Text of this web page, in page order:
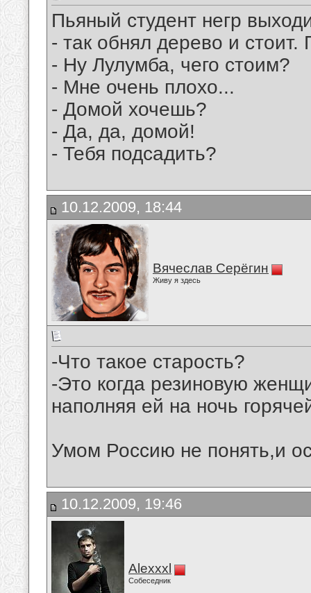
Пьяный студент негр
- так обнял дерево и стоит.
- Ну Лулумба, чего стоим?
- Мне очень плохо...
- Домой хочешь?
- Да, да, домой!
- Тебя подсадить?
10.12.2009, 18:44
Вячеслав Серёгин
Живу я здесь
-Что такое старость?
-Это когда резиновую
наполняя ей на ночь
Умом Россию не понять,и
10.12.2009, 19:46
Alexxxl
Собеседник